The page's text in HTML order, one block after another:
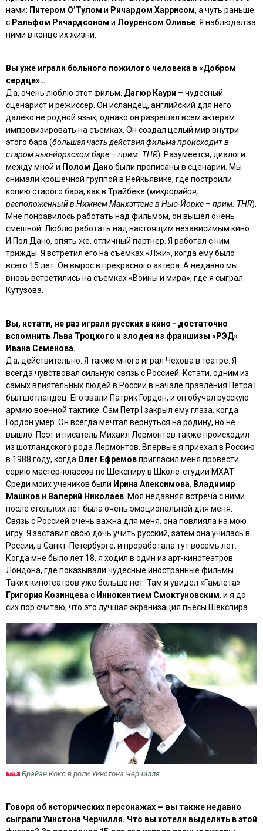
нами: Питером О’Тулом и Ричардом Харрисом, а чуть раньше
с Ральфом Ричардсоном и Лоуренсом Оливье . Я наблюдал за
ними в конце их жизни.
Вы уже играли больного пожилого человека в «Добром
сердце»…
Да, очень люблю этот фильм. Дагюр Каури – чудесный
сценарист и режиссер. Он исландец, английский для него
далеко не родной язык, однако он разрешал всем актерам
импровизировать на съемках. Он создал целый мир внутри
этого бара (большая часть действия фильма происходит в
старом нью-йоркском баре – прим. THR). Разумеется, диалоги
между мной и Полом Дано были прописаны в сценарии. Мы
снимали крошечной группой в Рейкьявике, где построили
копию старого бара, как в Трайбеке (микрорайон,
расположенный в Нижнем Манхэттене в Нью-Йорке – прим. THR).
Мне понравилось работать над фильмом, он вышел очень
смешной. Люблю работать над настоящим независимым кино.
И Пол Дано, опять же, отличный партнер. Я работал с ним
трижды. Я встретил его на съемках «Лжи», когда ему было
всего 15 лет. Он вырос в прекрасного актера. А недавно мы
вновь встретились на съемках «Войны и мира», где я сыграл
Кутузова.
Вы, кстати, не раз играли русских в кино - достаточно
вспомнить Льва Троцкого и злодея из франшизы «РЭД»
Ивана Семенова.
Да, действительно. Я также много играл Чехова в театре. Я
всегда чувствовал сильную связь с Россией. Кстати, одним из
самых влиятельных людей в России в начале правления Петра I
был шотландец. Его звали Патрик Гордон, и он обучал русскую
армию военной тактике. Сам Петр I закрыл ему глаза, когда
Гордон умер. Он всегда мечтал вернуться на родину, но не
вышло. Поэт и писатель Михаил Лермонтов также происходил
из шотландского рода Лермонтов. Впервые я приехал в Россию
в 1988 году, когда Олег Ефремовпригласил меня провести
серию мастер-классов по Шекспиру в Школе-студии МХАТ.
Среди моих учеников были Ирина Апексимова, Владимир
Машкови Валерий Николаев . Моя недавняя встреча с ними
после стольких лет была очень эмоциональной для меня.
Связь с Россией очень важна для меня, она повлияла на мою
игру. Я заставил свою дочь учить русский, затем она училась в
России, в Санкт-Петербурге, и проработала тут восемь лет.
Когда мне было лет 18, я ходил в один из арт-кинотеатров
Лондона, где показывали чудесные иностранные фильмы.
Таких кинотеатров уже больше нет. Там я увидел «Гамлета»
Григория Козинцева с Иннокентием Смоктуновским, и я до
сих пор считаю, что это лучшая экранизация пьесы Шекспира.
Брайан Кокс в роли Уинстона Черчилля.
Говоря об исторических персонажах — вы также недавно
сыграли Уинстона Черчилля. Что вы хотели выделить в этой